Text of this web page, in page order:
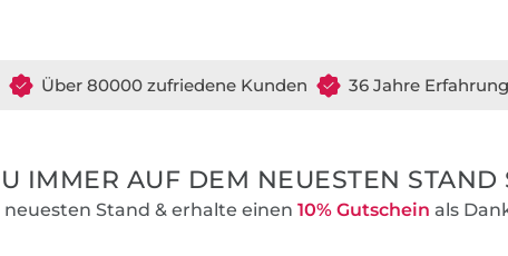
Über 80000 zufriedene Kunden 36 Jahre Erfahrung
IMMER AUF DEM NEUESTEN STAND
Stand & erhalte einen 10% Gutschein als